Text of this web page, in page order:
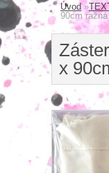
Úvod »
90cm ražná
x